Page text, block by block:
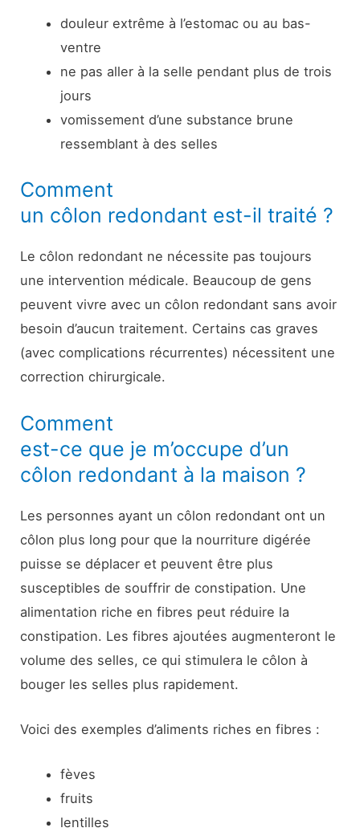
douleur extrême à l’estomac ou au bas-
ventre
ne pas aller à la selle pendant plus de trois
jours
vomissement d’une substance brune
ressemblant à des selles
Comment
un côlon redondant est-il traité ?
Le côlon redondant ne nécessite pas toujours
une intervention médicale. Beaucoup de gens
peuvent vivre avec un côlon redondant sans avoir
besoin d’aucun traitement. Certains cas graves
(avec complications récurrentes) nécessitent une
correction chirurgicale.
Comment
est-ce que je m’occupe d’un
côlon redondant à la maison ?
Les personnes ayant un côlon redondant ont un
côlon plus long pour que la nourriture digérée
puisse se déplacer et peuvent être plus
susceptibles de souffrir de constipation. Une
alimentation riche en fibres peut réduire la
constipation. Les fibres ajoutées augmenteront le
volume des selles, ce qui stimulera le côlon à
bouger les selles plus rapidement.
Voici des exemples d’aliments riches en fibres :
fèves
fruits
lentilles